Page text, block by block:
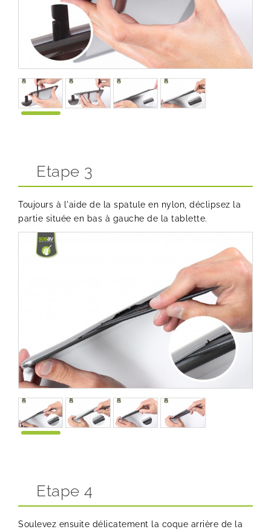
Etape 3
Toujours à l'aide de la spatule en nylon, déclipsez la
partie située en bas à gauche de la tablette.
Etape 4
Soulevez ensuite délicatement la coque arrière de la